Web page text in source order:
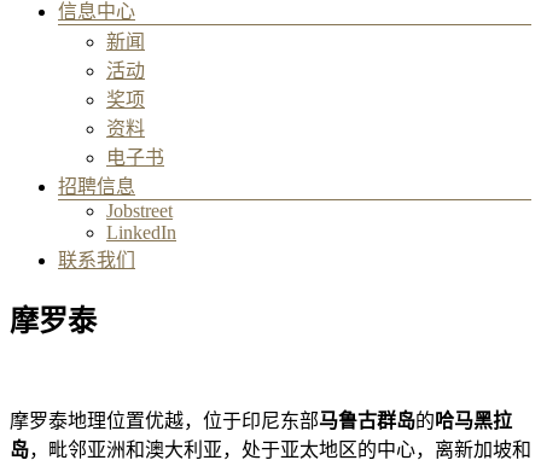
信息中心
新闻
活动
奖项
资料
电子书
招聘信息
Jobstreet
LinkedIn
联系我们
摩罗泰
摩罗泰地理位置优越，位于印尼东部马鲁古群岛的哈马黑拉
岛，毗邻亚洲和澳大利亚，处于亚太地区的中心，离新加坡和